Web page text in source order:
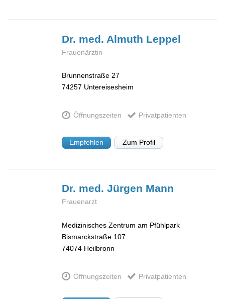
Dr. med. Almuth Leppel
Frauenärztin
Brunnenstraße 27
74257 Untereisesheim
Öffnungszeiten Privatpatienten
Empfehlen Zum Profil
Dr. med. Jürgen Mann
Frauenarzt
Medizinisches Zentrum am Pfühlpark
Bismarckstraße 107
74074 Heilbronn
Öffnungszeiten Privatpatienten